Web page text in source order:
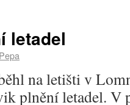
letadel
Pepa
na letišti v
plnění letadel. V